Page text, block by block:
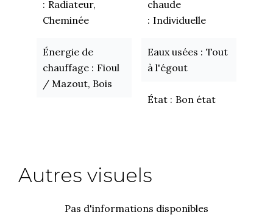
Radiateur,
Cheminée
Énergie de
chauffage
Fioul
/ Mazout, Bois
chaude
Individuelle
Eaux usées
Tout
à l'égout
État Bon état
Autres visuels
Pas d'informations disponibles